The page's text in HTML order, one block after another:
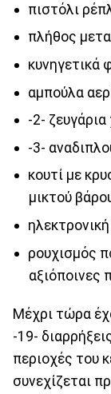
πιστόλι
πλήθος
κυνηγετικά
αμπούλα
-2- ζευγάρια
-3-
κουτί με
μικτού
ρουχισμός
αξιόποινες
Μέχρι τώρα
-19-
περιοχές του
συνεχίζεται